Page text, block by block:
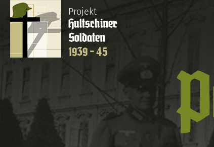
Projekt
Hultschiner
Soldaten
1939 - 45